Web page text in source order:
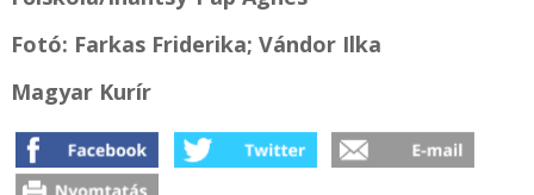
Fotó: Farkas Friderika; Vándor Ilka
Magyar Kurír